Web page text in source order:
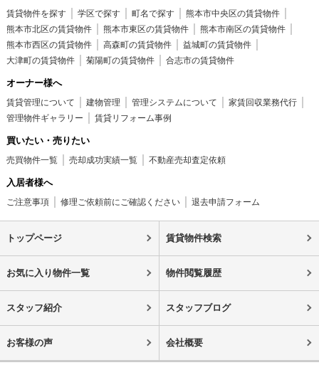
賃貸物件を探す 学区で探す 町名で探す
熊本市中央区の賃貸物件
熊本市北区の賃貸物件
熊本市東区の賃貸物件
熊本市南区の賃貸物件
熊本市西区の賃貸物件
高森町の賃貸物件
益城町の賃貸物件
大津町の賃貸物件
菊陽町の賃貸物件 合志市の賃貸物件
オーナー様へ
賃貸管理について 建物管理 管理システムについて
家賃回収業務代行
管理物件ギャラリー
賃貸リフォーム事例
買いたい・売りたい
売買物件一覧 売却成功実績一覧 不動産売却査定依頼
入居者様へ
ご注意事項 修理ご依頼前にご確認ください 退去申請フォーム
トップページ 賃貸物件検索
お気に入り物件一覧 物件閲覧履歴
スタッフ紹介 スタッフブログ
お客様の声 会社概要